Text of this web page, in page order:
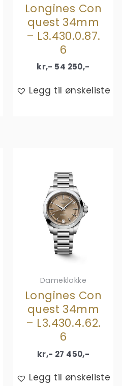
Longines Con
quest 34mm
– L3.430.0.87.
6
kr,- 54 250,-
Legg til ønskeliste
Dameklokke
Longines Con
quest 34mm
– L3.430.4.62.
6
kr,- 27 450,-
Legg til ønskeliste